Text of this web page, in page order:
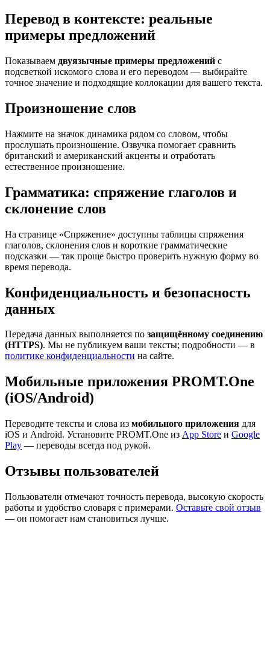
Перевод в контексте: реальные
примеры предложений
Показываем двуязычные примеры предложений с
подсветкой искомого слова и его переводом — выбирайте
точное значение и подходящие коллокации для вашего текста.
Произношение слов
Нажмите на значок динамика рядом со словом, чтобы
прослушать произношение. Озвучка помогает сравнить
британский и американский акценты и отработать
естественное произношение.
Грамматика: спряжение глаголов и
склонение слов
На странице «Спряжение» доступны таблицы спряжения
глаголов, склонения слов и короткие грамматические
подсказки — так проще быстро проверить нужную форму во
время перевода.
Конфиденциальность и безопасность
данных
Передача данных выполняется по защищённому соединению
(HTTPS). Мы не публикуем ваши тексты; подробности — в
политике конфиденциальности на сайте.
Мобильные приложения PROMT.One
(iOS/Android)
Переводите тексты и слова из мобильного приложения для
iOS и Android. Установите PROMT.One из App Store и Google
Play — переводы всегда под рукой.
Отзывы пользователей
Пользователи отмечают точность перевода, высокую скорость
работы и удобство словаря с примерами. Оставьте свой отзыв
— он помогает нам становиться лучше.